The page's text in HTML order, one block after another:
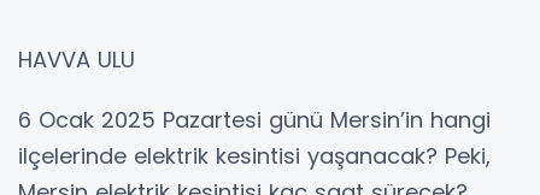
HAVVA ULU
6 Ocak 2025 Pazartesi günü Mersin’in hangi
ilçelerinde elektrik kesintisi yaşanacak? Peki,